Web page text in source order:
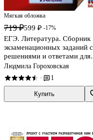
Мягкая обложка
719 ₽599 ₽ -17%
ЕГЭ. Литература. Сборник
экзаменационных заданий с
решениями и ответами для
подготовки к единому
государственному экзамену
Людмила Гороховская
· 1
Купить